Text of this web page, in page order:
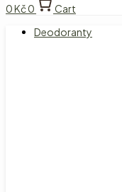
0Kč0
Cart
Deodoranty